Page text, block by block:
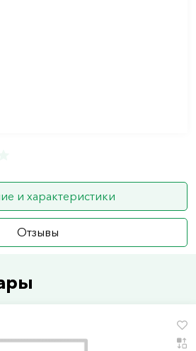
и характеристики
Отзывы